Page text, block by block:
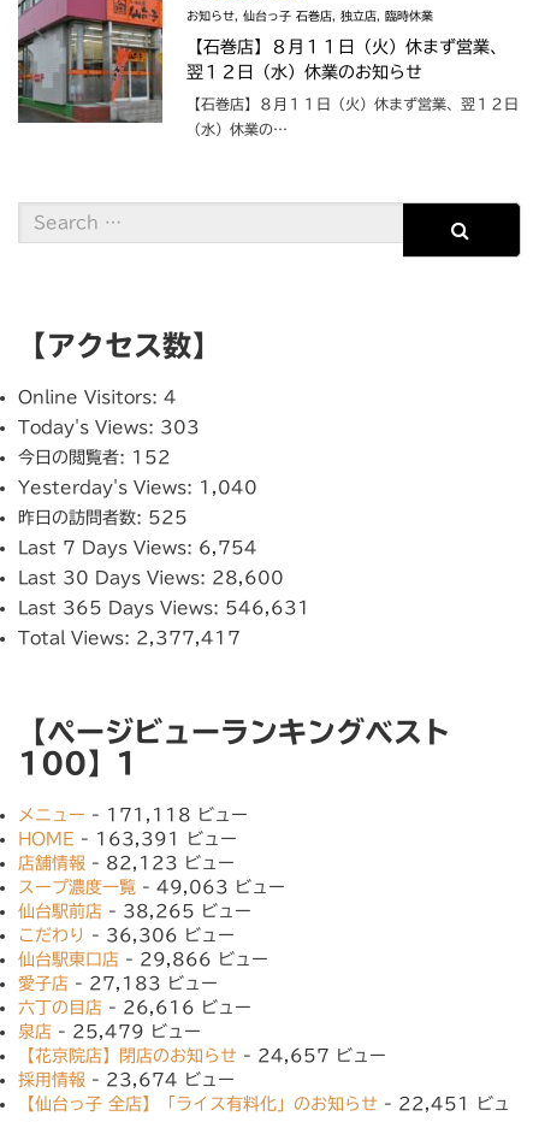
お知らせ, 仙台っ子 石巻店, 独立店, 臨時休業
【石巻店】８月１１日（火）休まず営業、
翌１２日（水）休業のお知らせ
【石巻店】８月１１日（火）休まず営業、翌１２日
（水）休業の…
【アクセス数】
Online Visitors: 4
Today's Views: 303
今日の閲覧者: 152
Yesterday's Views: 1,040
昨日の訪問者数: 525
Last 7 Days Views: 6,754
Last 30 Days Views: 28,600
Last 365 Days Views: 546,631
Total Views: 2,377,417
【ページビューランキングベスト
100】1
メニュー - 171,118 ビュー
HOME - 163,391 ビュー
店舗情報 - 82,123 ビュー
スープ濃度一覧 - 49,063 ビュー
仙台駅前店 - 38,265 ビュー
こだわり
- 36,306 ビュー
仙台駅東口店 - 29,866 ビュー
愛子店 - 27,183 ビュー
六丁の目店 - 26,616 ビュー
泉店 - 25,479 ビュー
【花京院店】閉店のお知らせ - 24,657 ビュー
採用情報 - 23,674 ビュー
【仙台っ子 全店】「ライス有料化」のお知らせ - 22,451 ビュ